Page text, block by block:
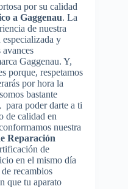
por su calidad
a Gaggenau. La
de nuestra
y
Gaggenau. Y,
porque, respetamos
por hora la
bastante
para poder darte a ti
de calidad en
nuestra
Reparación
de
en el mismo día
recambios
que tu aparato